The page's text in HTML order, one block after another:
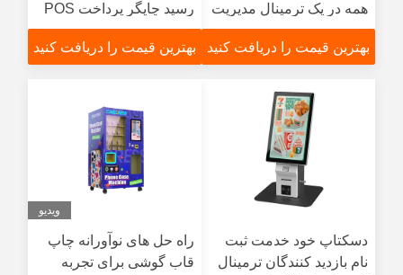
همه در یک ترمینال مدیریت
بازدید کننده هوشمند
بهترین قیمت را دریافت کنید
رسید چاپگر پرداخت POS
بهترین قیمت را دریافت کنید
دسکتاپ خود خدمت ثبت
نام بازدید کنندگان ترمینال
ویدیو
راه حل های نوآورانه چاپ
قاب گوشی برای تجربه